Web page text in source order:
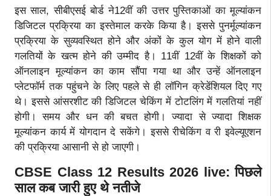
इस साल, सीबीएसई बोर्ड ने12वीं की उत्तर पुस्तिकाओं का मूल्यांकन
डिजिटल प्रक्रिया का इस्तेमाल करके किया है। इससे पुनर्मूल्यांकन
प्रक्रिया के सुव्यवस्थित होने और अंकों के कुल योग में होने वाली
गलतियों के खत्म होने की उम्मीद है। 11वीं 12वीं के शिक्षकों को
ऑनलाइन मूल्यांकन का काम सौंपा गया था और उन्हें ऑनलाइन
प्लेटफॉर्म तक पहुंचने के लिए पहले से ही लॉगिन क्रेडेंशियल दिए गए
थे। इससे आंसरशीट की डिजिटल चेकिंग में टोटलिंग में गलतियां नहीं
होगी। समय और धन की बचत होगी। ज्यादा से ज्यादा शिक्षक
मूल्यांकन कार्य में योगदान दे सकेंगे। इससे रीचेकिंग व री इवेल्यूएशन
की प्रक्रिया आसानी से हो जाएगी।
CBSE Class 12 Results 2026 live: पिछले
साल कब जारी हुए थे नतीजे